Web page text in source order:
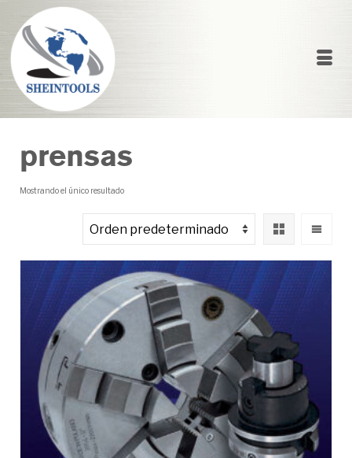
prensas
Mostrando el único resultado